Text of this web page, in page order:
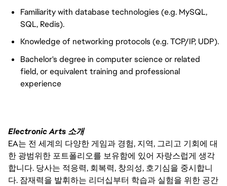
Familiarity with database technologies (e.g. MySQL,
SQL, Redis).
Knowledge of networking protocols (e.g. TCP/IP, UDP).
Bachelor's degree in computer science or related
field, or equivalent training and professional
experience
Electronic Arts 소개
EA는 전 세계의 다양한 게임과 경험, 지역, 그리고 기회에 대
한 광범위한 포트폴리오를 보유함에 있어 자랑스럽게 생각
합니다. 당사는 적응력, 회복력, 창의성, 호기심을 중시합니
다. 잠재력을 발휘하는 리더십부터 학습과 실험을 위한 공간